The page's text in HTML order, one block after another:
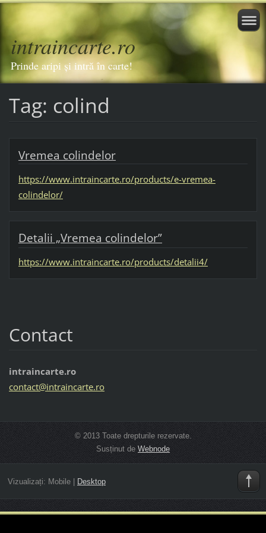
intraincarte.ro
Prinde aripi și intră în carte!
Tag: colind
Vremea colindelor
https://www.intraincarte.ro/products/e-vremea-
colindelor/
Detalii „Vremea colindelor”
https://www.intraincarte.ro/products/detalii4/
Contact
intraincarte.ro
contact@intraincarte.ro
© 2013 Toate drepturile rezervate.
Susținut de Webnode
Vizualizați: Mobile| Desktop